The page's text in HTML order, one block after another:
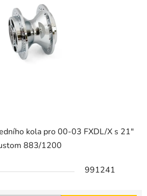
kola pro 00-03 FXDL/X s 21"
883/1200
991241